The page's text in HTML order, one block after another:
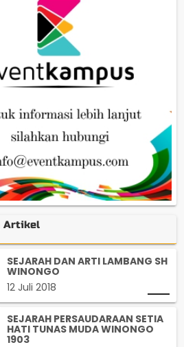
Artikel
SEJARAH DAN ARTI LAMBANG SH
WINONGO
12 Juli 2018
SEJARAH PERSAUDARAAN SETIA
HATI TUNAS MUDA WINONGO
1903